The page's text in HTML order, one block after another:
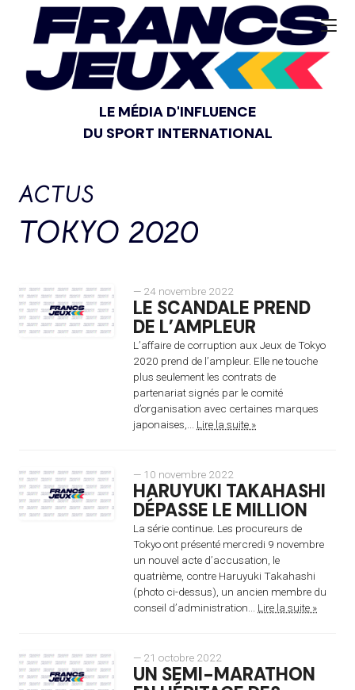
LE MÉDIA D'INFLUENCE
DU SPORT INTERNATIONAL
ACTUS
TOKYO 2020
— 24 novembre 2022
LE SCANDALE PREND
DE L’AMPLEUR
L’affaire de corruption aux Jeux de Tokyo
2020 prend de l’ampleur. Elle ne touche
plus seulement les contrats de
partenariat signés par le comité
d’organisation avec certaines marques
japonaises,... Lire la suite »
— 10 novembre 2022
HARUYUKI TAKAHASHI
DÉPASSE LE MILLION
La série continue. Les procureurs de
Tokyo ont présenté mercredi 9 novembre
un nouvel acte d’accusation, le
quatrième, contre Haruyuki Takahashi
(photo ci-dessus), un ancien membre du
conseil d’administration... Lire la suite »
— 21 octobre 2022
UN SEMI-MARATHON